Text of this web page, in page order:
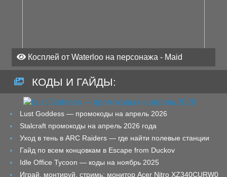
Косплей от Waterloo на персонажа - Maid
КОДЫ И ГАЙДЫ:
Lust Goddess — промокоды на апрель 2026
Stalcraft промокоды на апрель 2026 года
Уход в тень в ARC Raiders — где найти полевые станции
Гайд по всем концовкам в Escape from Duckov
Idle Office Tycoon — коды на ноябрь 2025
Играй, монтируй, стримь: монитор Acer Nitro XZ340CURW0